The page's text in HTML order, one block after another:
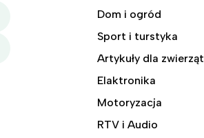
Dom i ogród
Sport i turstyka
Artykuły dla zwierząt
Elaktronika
Motoryzacja
RTV i Audio